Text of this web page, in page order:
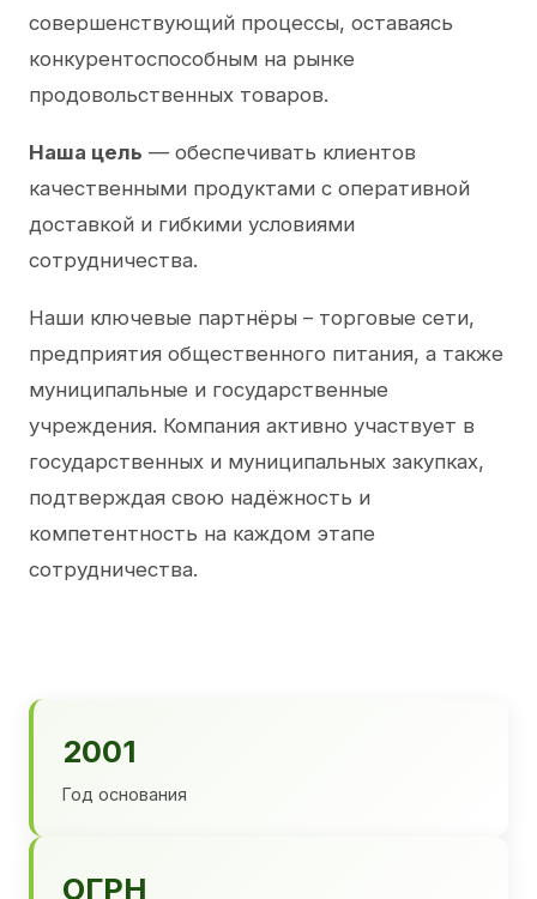
совершенствующий процессы, оставаясь
конкурентоспособным на рынке
продовольственных товаров.
Наша цель — обеспечивать клиентов
качественными продуктами с оперативной
доставкой и гибкими условиями
сотрудничества.
Наши ключевые партнёры – торговые сети,
предприятия общественного питания, а также
муниципальные и государственные
учреждения. Компания активно участвует в
государственных и муниципальных закупках,
подтверждая свою надёжность и
компетентность на каждом этапе
сотрудничества.
2001
Год основания
ОГРН